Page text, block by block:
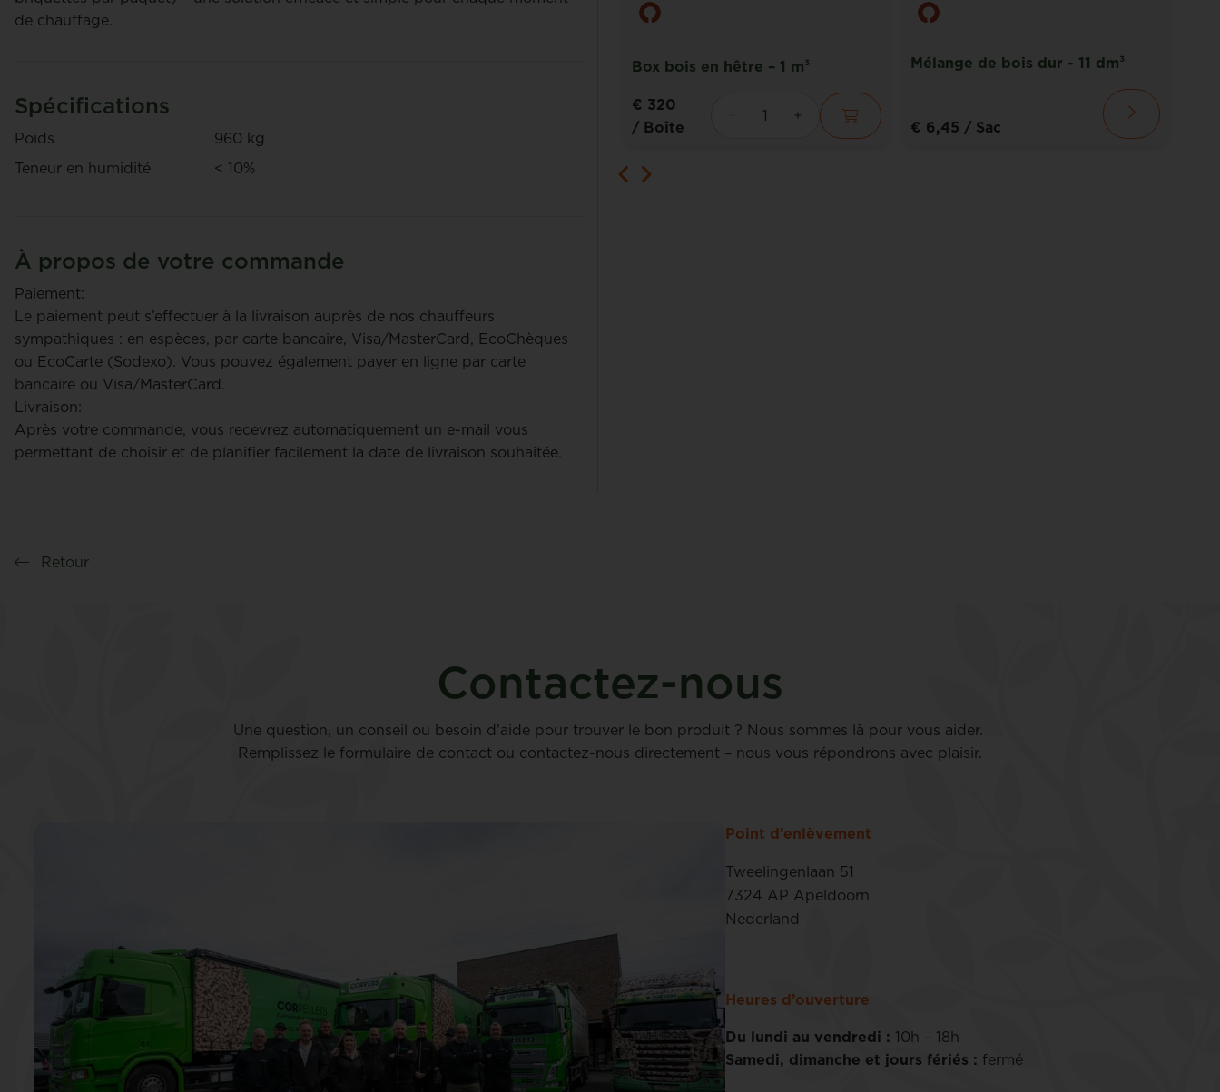
de chauffage.
Spécifications
Poids
960 kg
Teneur en humidité
< 10%
À propos de votre commande
Paiement:
Le paiement peut s’effectuer à la livraison auprès de nos chauffeurs
sympathiques : en espèces, par carte bancaire, Visa/MasterCard, EcoChèques
ou EcoCarte (Sodexo). Vous pouvez également payer en ligne par carte
bancaire ou Visa/MasterCard.
Livraison:
Après votre commande, vous recevrez automatiquement un e-mail vous
permettant de choisir et de planifier facilement la date de livraison souhaitée.
Box bois en hêtre – 1 m³
€ 320
/ Boîte
Mélange de bois dur - 11 dm³
€ 6,45 / Sac
Retour
Contactez-nous
Une question, un conseil ou besoin d’aide pour trouver le bon produit ? Nous sommes là pour vous aider.
Remplissez le formulaire de contact ou contactez-nous directement – nous vous répondrons avec plaisir.
Point d’enlèvement
Tweelingenlaan 51
7324 AP Apeldoorn
Nederland
Heures d’ouverture
Du lundi au vendredi : 10h – 18h
Samedi, dimanche et jours fériés : fermé